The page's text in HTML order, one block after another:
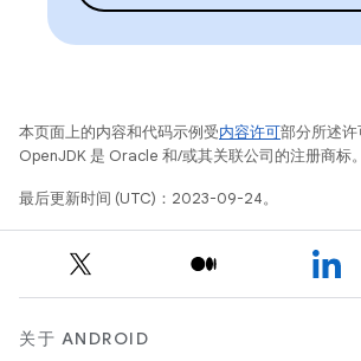
本页面上的内容和代码示例受内容许可部分所述
OpenJDK 是 Oracle 和/或其关联公司的注册商标。
最后更新时间 (UTC)：2023-09-24。
关于 ANDROID